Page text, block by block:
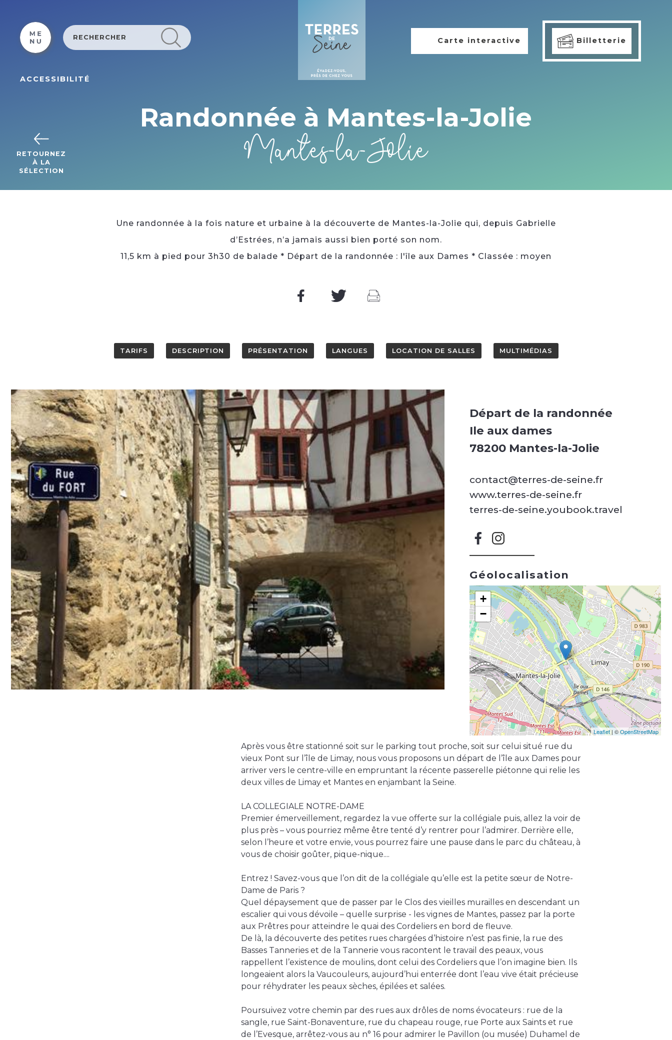
ACCESSIBILITÉ
Carte interactive Billetterie
RETOURNEZ
À LA
SÉLECTION
Randonnée à Mantes-la-Jolie
Mantes-la-Jolie
Une randonnée à la fois nature et urbaine à la découverte de Mantes-la-Jolie qui, depuis Gabrielle
d’Estrées, n’a jamais aussi bien porté son nom.
11,5 km à pied pour 3h30 de balade * Départ de la randonnée : l'île aux Dames * Classée : moyen
TARIFS DESCRIPTION PRÉSENTATION LANGUES LOCATION DE SALLES MULTIMÉDIAS
Départ de la randonnée
Ile aux dames
78200 Mantes-la-Jolie
contact@terres-de-seine.fr
www.terres-de-seine.fr
terres-de-seine.youbook.travel
Géolocalisation
+
−
Leaflet| ©OpenStreetMap
Après vous être stationné soit sur le parking tout proche, soit sur celui situé rue du
vieux Pont sur l’île de Limay, nous vous proposons un départ de l’île aux Dames pour
arriver vers le centre-ville en empruntant la récente passerelle piétonne qui relie les
deux villes de Limay et Mantes en enjambant la Seine.
LA COLLEGIALE NOTRE-DAME
Premier émerveillement, regardez la vue offerte sur la collégiale puis, allez la voir de
plus près – vous pourriez même être tenté d’y rentrer pour l’admirer. Derrière elle,
selon l’heure et votre envie, vous pourrez faire une pause dans le parc du château, à
vous de choisir goûter, pique-nique....
Entrez ! Savez-vous que l’on dit de la collégiale qu’elle est la petite sœur de Notre-
Dame de Paris ?
Quel dépaysement que de passer par le Clos des vieilles murailles en descendant un
escalier qui vous dévoile – quelle surprise - les vignes de Mantes, passez par la porte
aux Prêtres pour atteindre le quai des Cordeliers en bord de fleuve.
De là, la découverte des petites rues chargées d’histoire n’est pas finie, la rue des
Basses Tanneries et de la Tannerie vous racontent le travail des peaux, vous
rappellent l’existence de moulins, dont celui des Cordeliers que l’on imagine bien. Ils
longeaient alors la Vaucouleurs, aujourd’hui enterrée dont l’eau vive était précieuse
pour réhydrater les peaux sèches, épilées et salées.
Poursuivez votre chemin par des rues aux drôles de noms évocateurs : rue de la
sangle, rue Saint-Bonaventure, rue du chapeau rouge, rue Porte aux Saints et rue
de l’Evesque, arrêtez-vous au n° 16 pour admirer le Pavillon (ou musée) Duhamel de